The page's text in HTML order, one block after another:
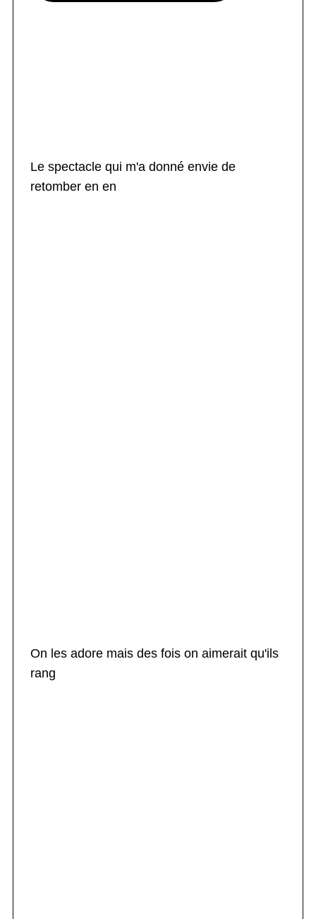
Le spectacle qui m'a donné envie de
retomber en en
On les adore mais des fois on aimerait qu'ils
rang